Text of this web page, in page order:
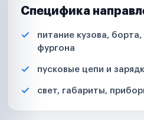
Специфика
питание кузова,
фургона
пусковые цепи и
свет, габариты,